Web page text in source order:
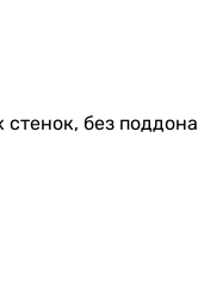
стенок, без поддона